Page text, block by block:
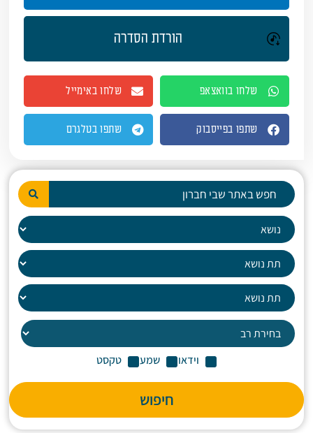
הורדת הסדרה
שלחו בוואצאפ שלחו באימייל
שתפו בפייסבוק שתפו בטלגרם
וידאו שמע טקסט
חיפוש